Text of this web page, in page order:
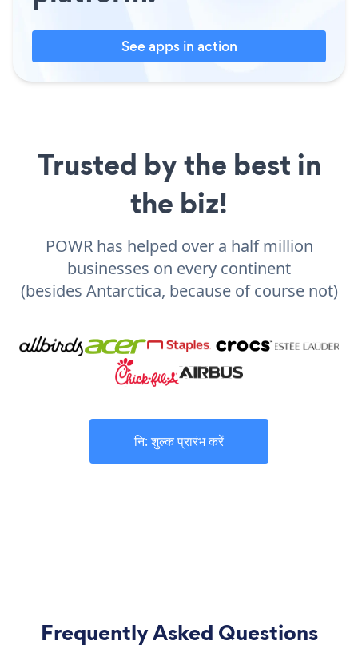
See apps in action
Trusted by the best in
the biz!
POWR has helped over a half million
businesses on every continent
(besides Antarctica, because of course not)
नि: शुल्क प्रारंभ करें
Frequently Asked Questions